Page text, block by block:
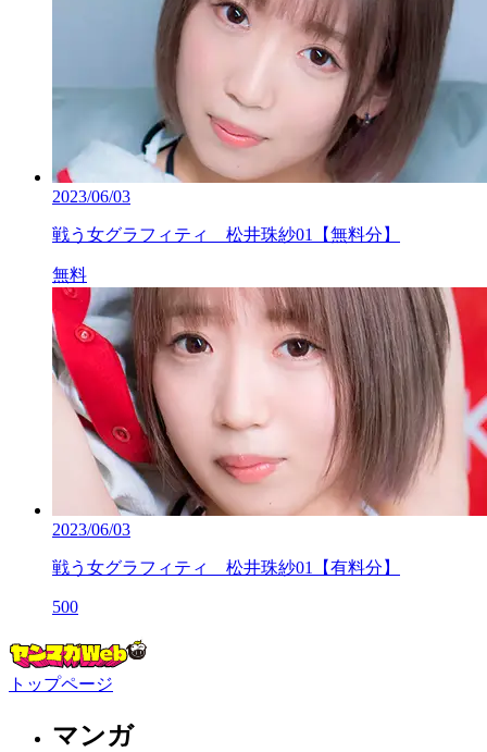
2023/06/03
戦う女グラフィティ 松井珠紗01【無料分】
無料
2023/06/03
戦う女グラフィティ 松井珠紗01【有料分】
500
トップページ
マンガ